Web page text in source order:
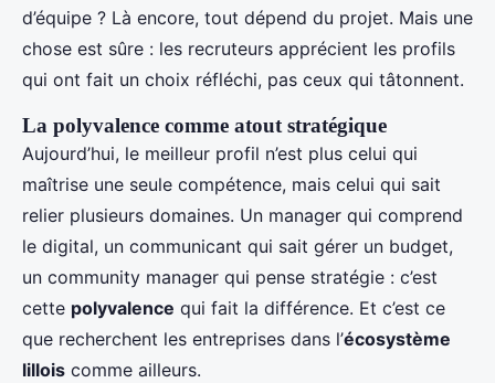
d’équipe ? Là encore, tout dépend du projet. Mais une
chose est sûre : les recruteurs apprécient les profils
qui ont fait un choix réfléchi, pas ceux qui tâtonnent.
La polyvalence comme atout stratégique
Aujourd’hui, le meilleur profil n’est plus celui qui
maîtrise une seule compétence, mais celui qui sait
relier plusieurs domaines. Un manager qui comprend
le digital, un communicant qui sait gérer un budget,
un community manager qui pense stratégie : c’est
cette polyvalence qui fait la différence. Et c’est ce
que recherchent les entreprises dans l’écosystème
lillois comme ailleurs.